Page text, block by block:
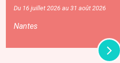
Du 16 juillet 2026 au 31 août 2026
Nantes